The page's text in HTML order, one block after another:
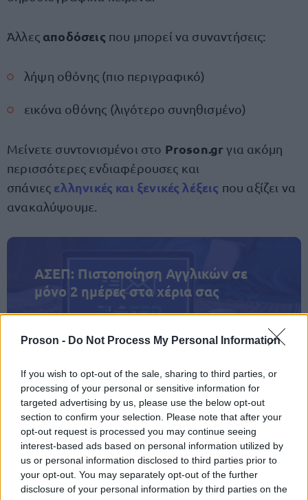
Proson - Do Not Process My Personal Information
If you wish to opt-out of the sale, sharing to third parties, or
processing of your personal or sensitive information for
targeted advertising by us, please use the below opt-out
section to confirm your selection. Please note that after your
opt-out request is processed you may continue seeing
interest-based ads based on personal information utilized by
us or personal information disclosed to third parties prior to
your opt-out. You may separately opt-out of the further
disclosure of your personal information by third parties on the
Άλλες αποδόσεις που μπορεί να συναντήσεις:
λήψη οθόνης (πιο περιγραφικό)
εικόνα οθόνης (λιγότερο συνηθισμένο)
Μείνετε συντονισμένοι στο Proson.gr για ακόμη
περισσότερες ενδιαφέρουσες και
σπάνιες ελληνικές και ξενικές λέξεις που αξίζει να
ανακαλύψουμε.
ΑΣΕΠ: Πιστοποίηση Αγγλικών σε
μόνο 2 ημέρες στα χέρια σας
ΑΣΕΠ: Εξ αποστάσεως η πιο Εύκολη
Πιστοποίηση Υπολογιστών σε 2
μέρες